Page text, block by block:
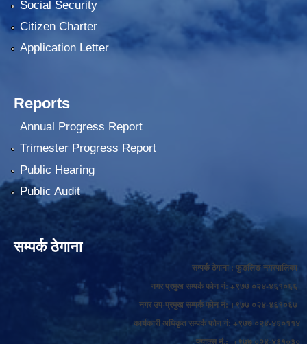
Social Security
Citizen Charter
Application Letter
Reports
Annual Progress Report
Trimester Progress Report
Public Hearing
Public Audit
सम्पर्क ठेगाना
सम्पर्क ठेगाना : फुङलिङ नगरपालिका
नगर प्रमुख सम्पर्क फोन नं: +९७७ ०२४-४६१०६६
नगर उप-प्रमुख सम्पर्क फोन नं: +९७७ ०२४-४६१०६७
कार्यकारी अधिकृत सम्पर्क फोन नं: +९७७ ०२४-४६०११४
फ्याक्स नं.: +९७७ ०२४-४६१०३०